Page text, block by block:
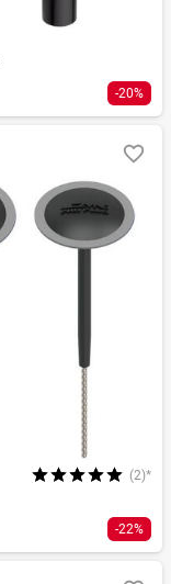
-20%
(2)*
-22%